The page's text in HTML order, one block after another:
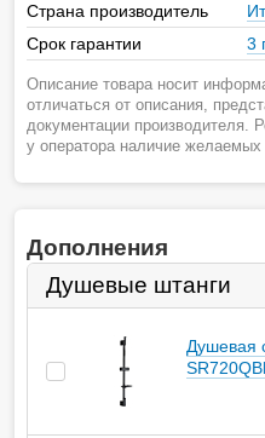
Страна производитель
Срок гарантии
3
Описание товара носит
отличаться от описания,
документации производителя.
у оператора наличие желаемых
Дополнения
Душевые штанги
Душевая